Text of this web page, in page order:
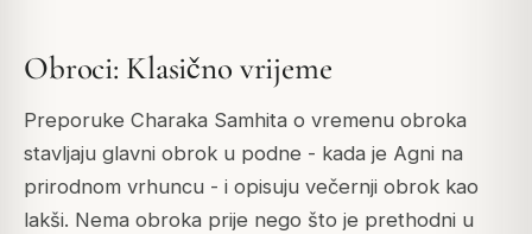
Obroci: Klasično vrijeme
Preporuke Charaka Samhita o vremenu obroka
stavljaju glavni obrok u podne - kada je Agni na
prirodnom vrhuncu - i opisuju večernji obrok kao
lakši. Nema obroka prije nego što je prethodni u